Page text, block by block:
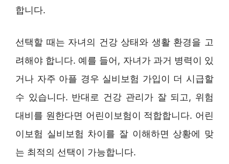
합니다.
선택할 때는 자녀의 건강 상태와 생활 환경을 고
려해야 합니다. 예를 들어, 자녀가 과거 병력이 있
거나 자주 아플 경우 실비보험 가입이 더 시급할
수 있습니다. 반대로 건강 관리가 잘 되고, 위험
대비를 원한다면 어린이보험이 적합합니다. 어린
이보험 실비보험 차이를 잘 이해하면 상황에 맞
는 최적의 선택이 가능합니다.